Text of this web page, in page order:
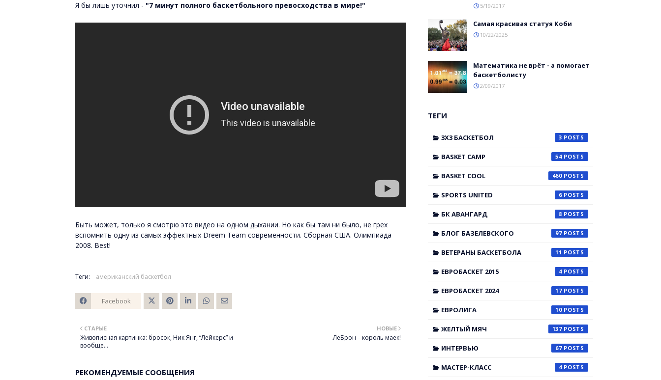
Я бы лишь уточнил - "7 минут полного баскетбольного превосходства в мире!"
Быть может, только я смотрю это видео на одном дыхании. Но как бы там ни было, не грех
вспомнить одну из самых эффектных Dreem Team современности. Сборная США. Олимпиада
2008. Best!
Теги: американский баскетбол
Facebook
er
НОВЫЕ
ЛеБрон – король маек!
СТАРЫЕ
Живописная картинка: бросок, Ник Янг, “Лейкерс” и
вообще…
РЕКОМЕНДУЕМЫЕ СООБЩЕНИЯ
5/19/2017
Самая красивая статуя Коби
10/22/2025
Математика не врёт - а помогает
баскетболисту
2/09/2017
ТЕГИ
3X3 БАСКЕТБОЛ 3
BASKET CAMP 54
BASKET COOL 460
SPORTS UNITED 6
БК АВАНГАРД 8
БЛОГ БАЗЕЛЕВСКОГО 97
ВЕТЕРАНЫ БАСКЕТБОЛА 11
ЕВРОБАСКЕТ 2015 4
ЕВРОБАСКЕТ 2024 17
ЕВРОЛИГА 10
ЖЕЛТЫЙ МЯЧ 137
ИНТЕРВЬЮ 67
МАСТЕР-КЛАСС 4